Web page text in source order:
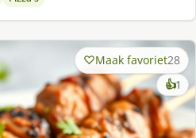
Maak favoriet28
👍1